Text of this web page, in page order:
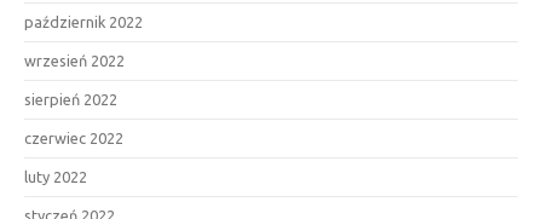
październik 2022
wrzesień 2022
sierpień 2022
czerwiec 2022
luty 2022